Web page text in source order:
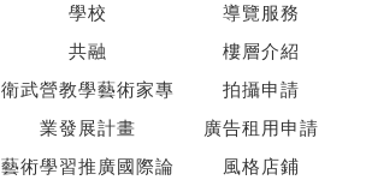
學校
共融
衛武營教學藝術家專
業發展計畫
藝術學習推廣國際論
導覽服務
樓層介紹
拍攝申請
廣告租用申請
風格店鋪